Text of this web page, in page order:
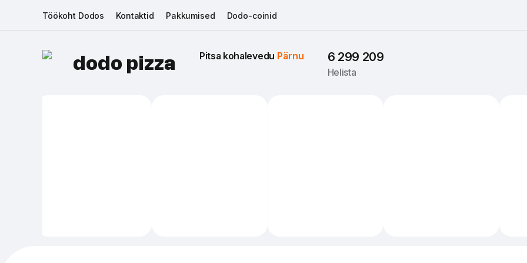
Töökoht Dodos Kontaktid Pakkumised Dodo-coinid
dodo pizza Pitsa kohalevedu Pärnu 6 299 209
Helista